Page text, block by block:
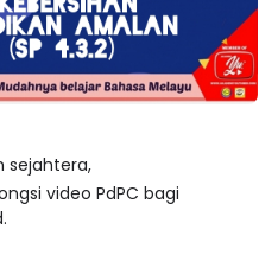
sejahtera,
video PdPC bagi